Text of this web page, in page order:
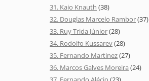
31. Kaio Knauth (38)
32. Douglas Marcelo Rambor(37)
33. Ruy Trida Júnior(28)
34. Rodolfo Kussarev(28)
35. Fernando Martinez(27)
36. Marcos Galves Moreira (24)